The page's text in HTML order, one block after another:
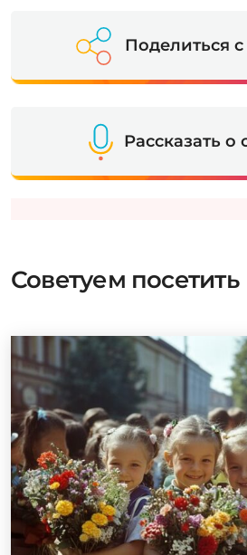
Поделиться
Рассказать о
Советуем посетить